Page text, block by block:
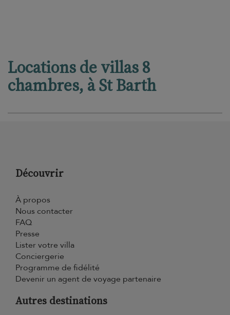
Locations de villas 8
chambres, à St Barth
Découvrir
À propos
Nous contacter
FAQ
Presse
Lister votre villa
Conciergerie
Programme de fidélité
Devenir un agent de voyage partenaire
Autres destinations